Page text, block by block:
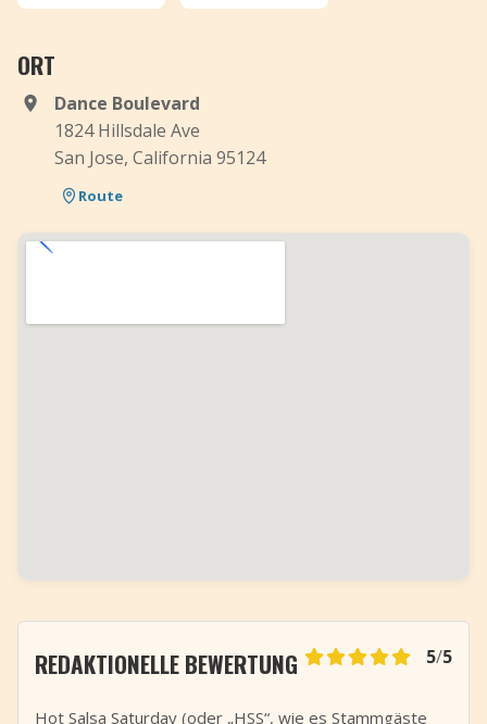
ORT
Dance Boulevard
1824 Hillsdale Ave
San Jose, California 95124
Route
REDAKTIONELLE BEWERTUNG 5/5
Hot Salsa Saturday (oder „HSS“, wie es Stammgäste